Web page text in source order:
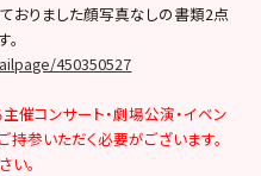
おりました顔写真なしの書類2点
450350527
催コンサート・劇場公演・イベン
持参いただく必要がございます。
。